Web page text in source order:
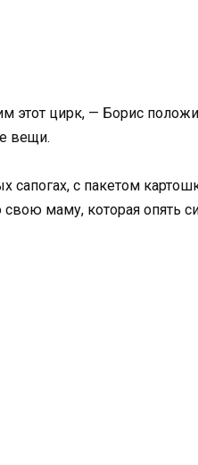
цирк, — Борис
вещи.
с пакетом
маму, которая опять